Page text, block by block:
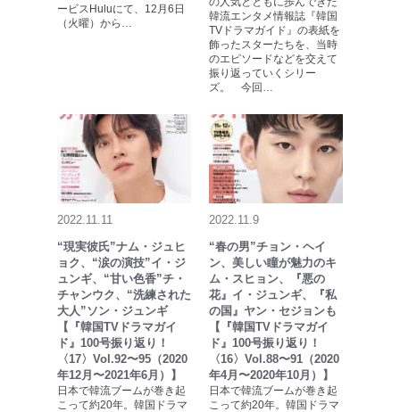
ービスHuluにて、12月6日
（火曜）から…
韓流エンタメ情報誌『韓国
TVドラマガイド』の表紙を
飾ったスターたちを、当時
のエピソードなどを交えて
振り返っていくシリー
ズ。 今回…
2022.11.11
“現実彼氏”ナム・ジュヒ
ョク、“涙の演技”イ・ジ
ュンギ、“甘い色香”チ・
チャンウク、“洗練された
大人”ソン・ジュンギ
【『韓国TVドラマガイ
ド』100号振り返り！
〈17〉Vol.92〜95（2020
年12月〜2021年6月）】
日本で韓流ブームが巻き起
こって約20年。韓国ドラマ
2022.11.9
“春の男”チョン・ヘイ
ン、美しい瞳が魅力のキ
ム・スヒョン、『悪の
花』イ・ジュンギ、『私
の国』ヤン・セジョンも
【『韓国TVドラマガイ
ド』100号振り返り！
〈16〉Vol.88〜91（2020
年4月〜2020年10月）】
日本で韓流ブームが巻き起
こって約20年。韓国ドラマ